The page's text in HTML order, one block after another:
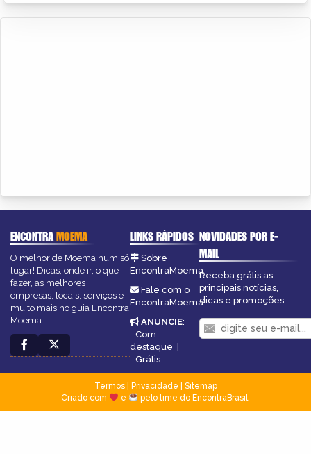
ENCONTRAMOEMA
O melhor de Moema num só
lugar! Dicas, onde ir, o que
fazer, as melhores
empresas, locais, serviços e
muito mais no guia Encontra
Moema.
LINKS RÁPIDOS
Sobre
EncontraMoema
Fale com o
EncontraMoema
ANUNCIE:
Com
destaque |
Grátis
NOVIDADES POR E-
MAIL
Receba grátis as
principais notícias,
dicas e promoções
Termos| Privacidade
Sitemap
Criado com
e pelo time do EncontraBrasil